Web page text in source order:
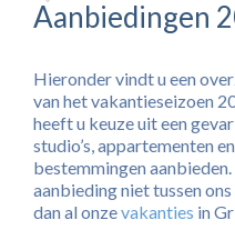
Aanbiedingen
Hieronder vindt u een
van het vakantieseizoen
heeft u keuze uit een
studio’s, appartementen
bestemmingen
aanbieding niet tussen
dan al onzevakanties in